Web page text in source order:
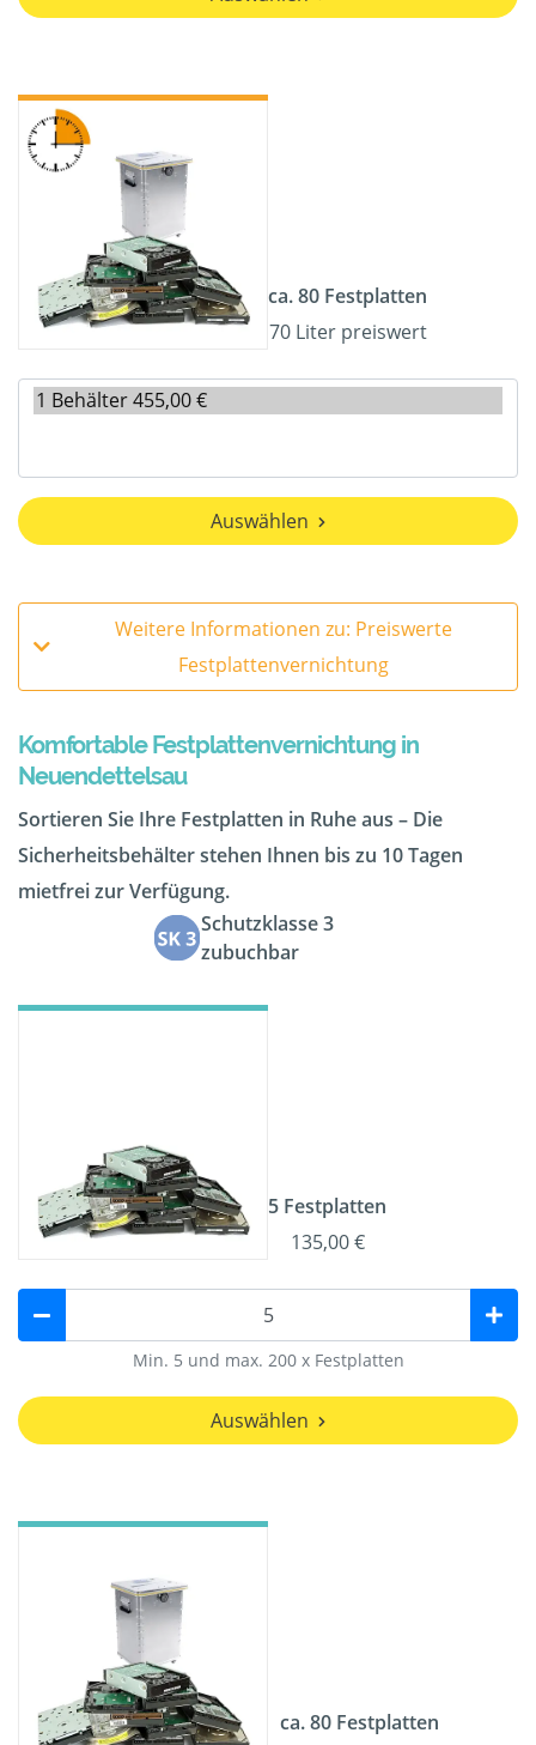
ca. 80 Festplatten
70 Liter preiswert
Auswählen
Weitere Informationen zu: Preiswerte
Festplattenvernichtung
Komfortable Festplattenvernichtung in
Neuendettelsau
Sortieren Sie Ihre Festplatten in Ruhe aus – Die
Sicherheitsbehälter stehen Ihnen bis zu 10 Tagen
mietfrei zur Verfügung.
Schutzklasse 3
zubuchbar
5 Festplatten
135,00 €
Min. 5 und max. 200 x Festplatten
Auswählen
ca. 80 Festplatten